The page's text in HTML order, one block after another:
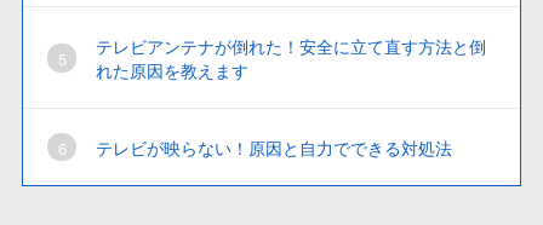
テレビアンテナが倒れた！安全に立て直す方法と倒
れた原因を教えます
テレビが映らない！原因と自力でできる対処法